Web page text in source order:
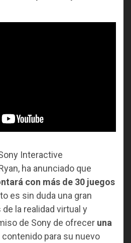
Interactive
ha anunciado que
con más de 30 juegos
es sin duda una gran
la realidad virtual y
de Sony de ofrecer una
contenido para su nuevo